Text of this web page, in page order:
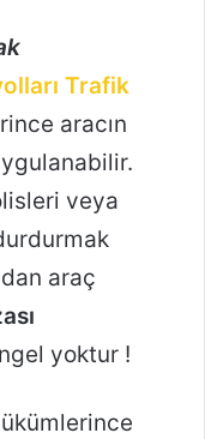
Trafik
aracın
veya
araç
yoktur !